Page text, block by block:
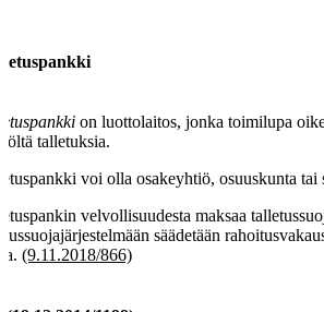
on luottolaitos, jonka toimilupa
talletuksia.
voi olla osakeyhtiö, osuuskunta tai
velvollisuudesta maksaa
säädetään
(9.11.2018/866)